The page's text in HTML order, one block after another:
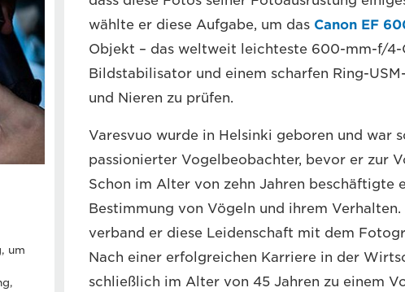
um
wählte er diese Aufgabe, um das Canon EF
Objekt – das weltweit leichteste 600-mm-f/
Bildstabilisator und einem scharfen Ring-
und Nieren zu prüfen.
Varesvuo wurde in Helsinki geboren und war
passionierter Vogelbeobachter, bevor er zur
Schon im Alter von zehn Jahren beschäftigte
Bestimmung von Vögeln und ihrem
verband er diese Leidenschaft mit dem
Nach einer erfolgreichen Karriere in der
schließlich im Alter von 45 Jahren zu einem